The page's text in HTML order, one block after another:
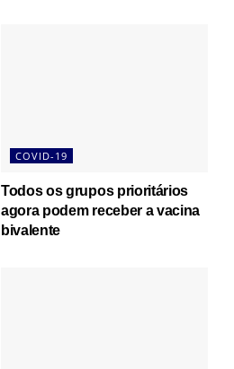
COVID-19
Todos os grupos prioritários
agora podem receber a vacina
bivalente